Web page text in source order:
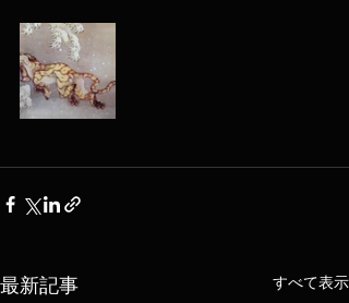
最新記事 すべて表示